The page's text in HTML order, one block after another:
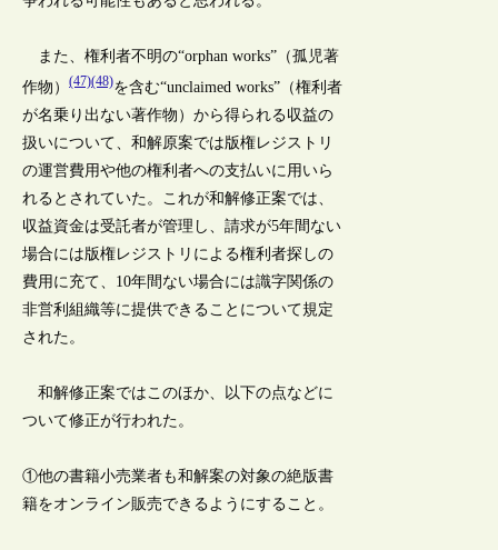
また、権利者不明の“orphan works”（孤児著
作物）(47)(48)を含む“unclaimed works”（権利者
が名乗り出ない著作物）から得られる収益の
扱いについて、和解原案では版権レジストリ
の運営費用や他の権利者への支払いに用いら
れるとされていた。これが和解修正案では、
収益資金は受託者が管理し、請求が5年間ない
場合には版権レジストリによる権利者探しの
費用に充て、10年間ない場合には識字関係の
非営利組織等に提供できることについて規定
された。
和解修正案ではこのほか、以下の点などに
ついて修正が行われた。
①他の書籍小売業者も和解案の対象の絶版書
籍をオンライン販売できるようにすること。